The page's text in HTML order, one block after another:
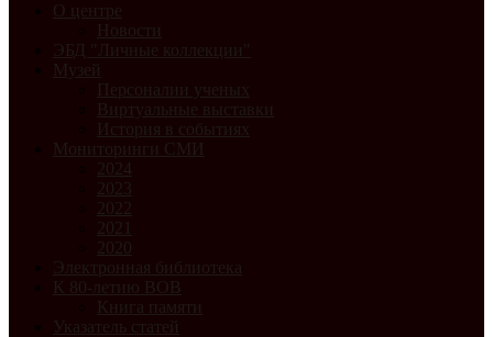
О центре
Новости
ЭБД "Личные коллекции"
Музей
Персоналии ученых
Виртуальные выставки
История в событиях
Мониторинги СМИ
2024
2023
2022
2021
2020
Электронная библиотека
К 80-летию ВОВ
Книга памяти
Указатель статей